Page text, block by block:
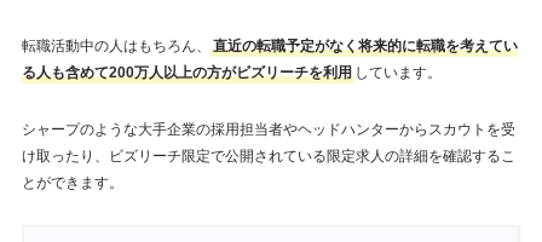
転職活動中の人はもちろん、
直近の転職予定がなく将来的に転職を考えてい
る人も含めて200万人以上の方がビズリーチを利用しています。
シャープのような大手企業の採用担当者やヘッドハンターからスカウトを受
け取ったり、ビズリーチ限定で公開されている限定求人の詳細を確認するこ
とができます。